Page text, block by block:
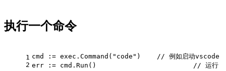
执行一个命令
1
2
cmd := exec.Command("code")    // 例如启动vscode
err := cmd.Run()                        // 运行